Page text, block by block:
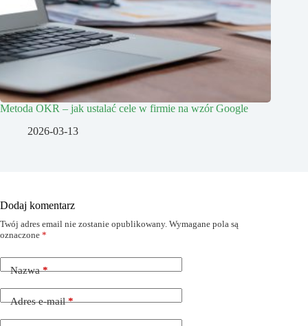
Metoda OKR – jak ustalać cele w firmie na wzór Google
2026-03-13
Dodaj komentarz
Twój adres email nie zostanie opublikowany. Wymagane pola są
oznaczone *
Nazwa*
Adres e-mail*